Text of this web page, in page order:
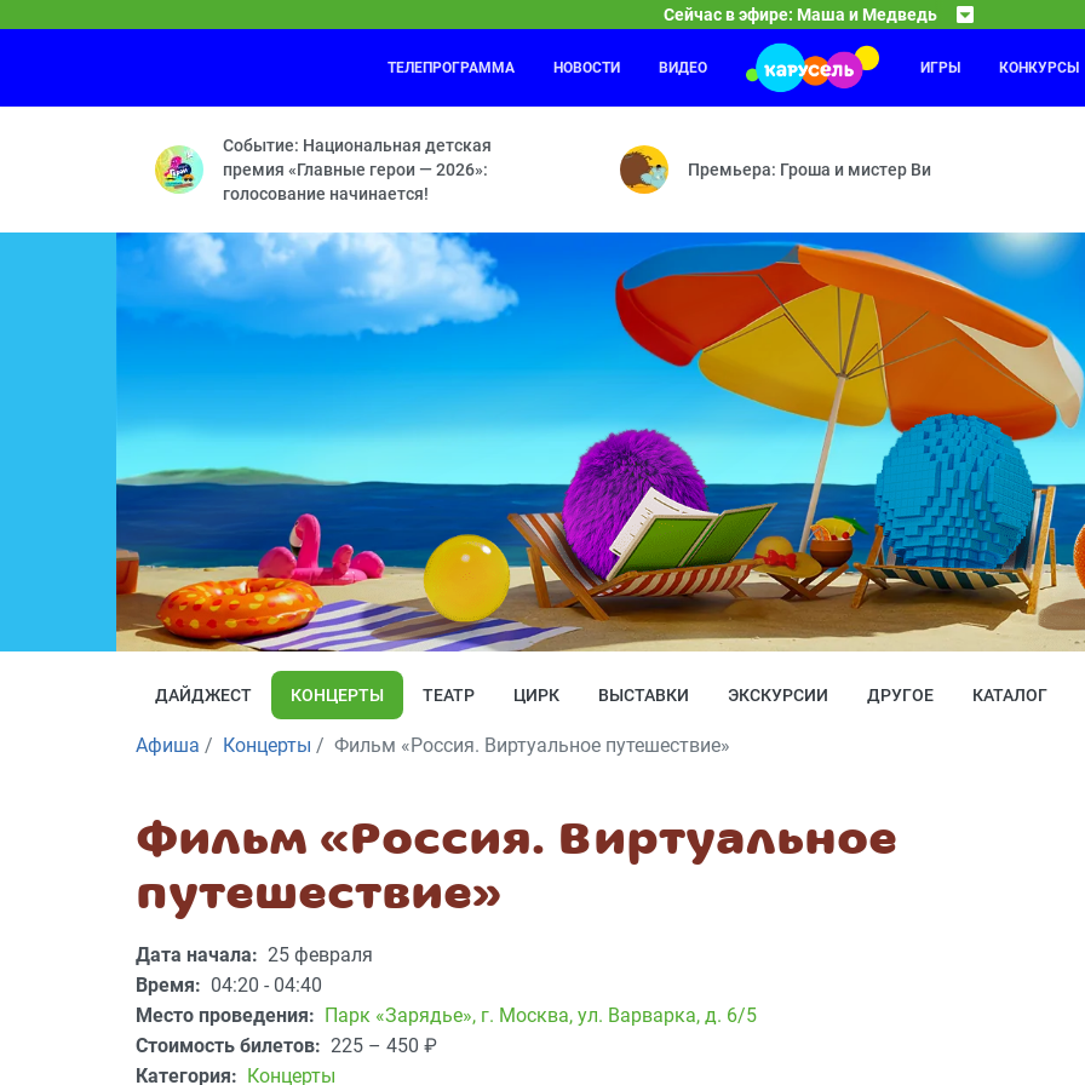
Сейчас в эфире: Маша и Медведь
Маша и Медведь Лунтик
ТЕЛЕПРОГРАММА НОВОСТИ ВИДЕО ИГРЫ КОНКУРСЫ
Событие: Национальная детская
премия «Главные герои — 2026»:
голосование начинается!
Премьера: Гроша и мистер Ви
ДАЙДЖЕСТ КОНЦЕРТЫ ТЕАТР ЦИРК ВЫСТАВКИ ЭКСКУРСИИ ДРУГОЕ КАТАЛОГ
Афиша Концерты Фильм «Россия. Виртуальное путешествие»
Фильм «Россия. Виртуальное
путешествие»
Дата начала: 25 февраля
Время: 04:20 - 04:40
Место проведения: Парк «Зарядье», г. Москва, ул. Варварка, д. 6/5
Стоимость билетов: 225 – 450 ₽
Категория: Концерты